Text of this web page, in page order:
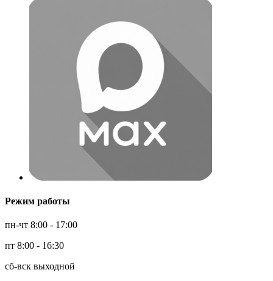
Режим работы
пн-чт 8:00 - 17:00
пт 8:00 - 16:30
сб-вск выходной